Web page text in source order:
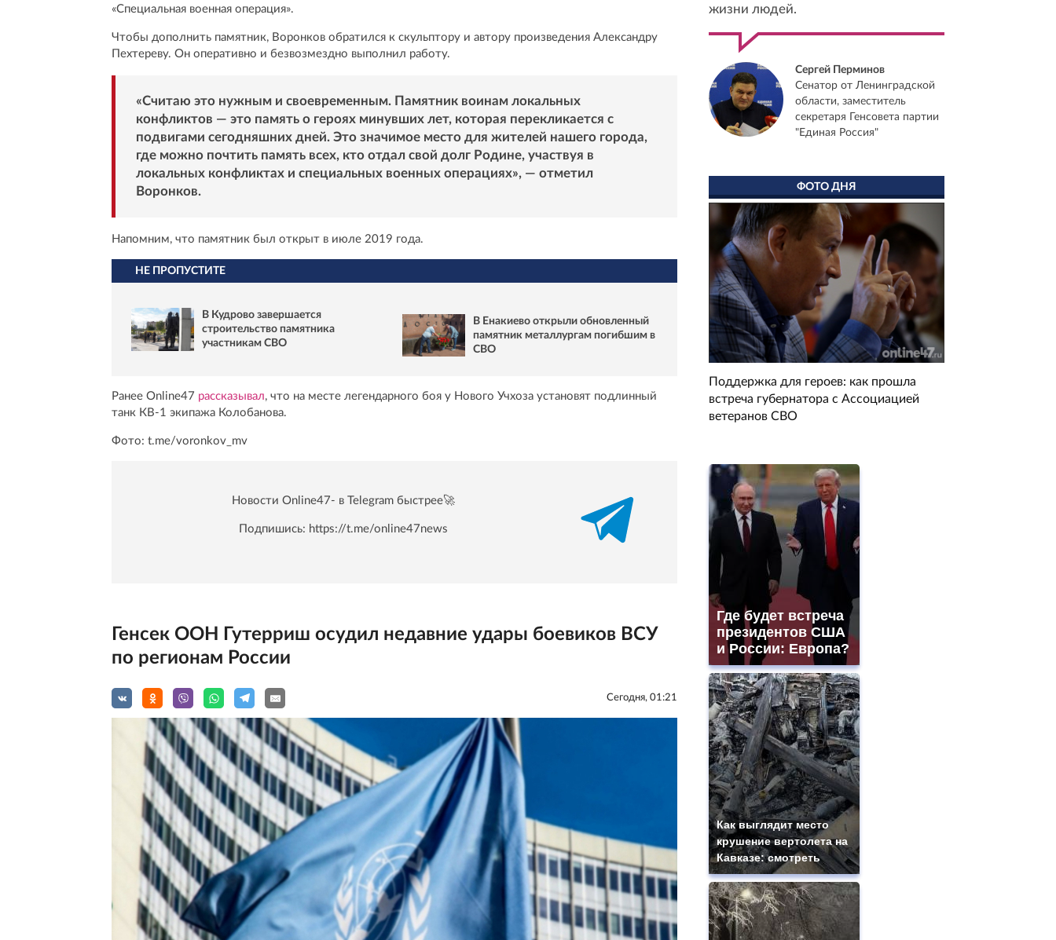
«Специальная военная операция».
Чтобы дополнить памятник, Воронков обратился к скульптору и автору произведения Александру
Пехтереву. Он оперативно и безвозмездно выполнил работу.
«Считаю это нужным и своевременным. Памятник воинам локальных
конфликтов — это память о героях минувших лет, которая перекликается с
подвигами сегодняшних дней. Это значимое место для жителей нашего города,
где можно почтить память всех, кто отдал свой долг Родине, участвуя в
локальных конфликтах и специальных военных операциях», — отметил
Воронков.
Напомним, что памятник был открыт в июле 2019 года.
НЕ ПРОПУСТИТЕ
В Кудрово завершается
строительство памятника
участникам СВО
В Енакиево открыли обновленный
памятник металлургам погибшим в
СВО
Ранее Online47 рассказывал, что на месте легендарного боя у Нового Учхоза установят подлинный
танк КВ-1 экипажа Колобанова.
Фото: t.me/voronkov_mv
Новости Online47- в Telegram быстрее🚀
Подпишись: https://t.me/online47news
Генсек ООН Гутерриш осудил недавние удары боевиков ВСУ
по регионам России
Сегодня, 01:21
жизни людей.
Сергей Перминов
Сенатор от Ленинградской
области, заместитель
секретаря Генсовета партии
"Единая Россия"
ФОТО ДНЯ
Поддержка для героев: как прошла
встреча губернатора с Ассоциацией
ветеранов СВО
Где будет встреча
президентов США
и России: Европа?
Как выглядит место
крушение вертолета на
Кавказе: смотреть